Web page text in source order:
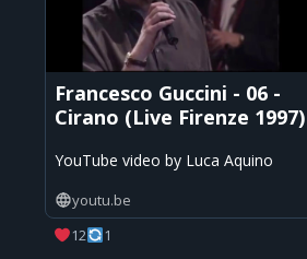
Francesco Guccini - 06 -
Cirano (Live Firenze 1997)
YouTube video by Luca Aquino
youtu.be
12
1